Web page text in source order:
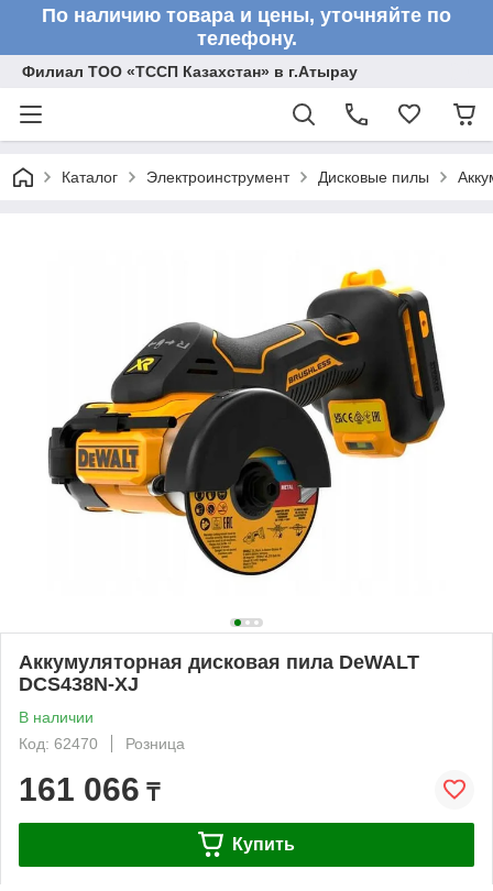
По наличию товара и цены, уточняйте по
телефону.
Филиал ТОО «ТССП Казахстан» в г.Атырау
Каталог Электроинструмент Дисковые пилы
Аккумуляторная дисковая пила DeWALT
DCS438N-XJ
В наличии
Код: 62470
Розница
161 066 ₸
Купить